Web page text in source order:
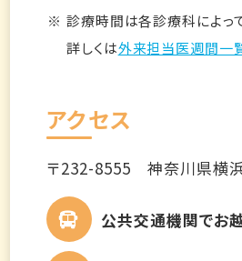
診療時間は各診療科によっ
詳しくは外来担当医週間一
アクセス
〒232-8555神奈川県横
公共交通機関でお